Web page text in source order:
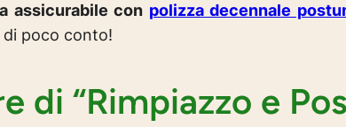
assicurabile con polizza decennale
poco conto!
di “Rimpiazzo e